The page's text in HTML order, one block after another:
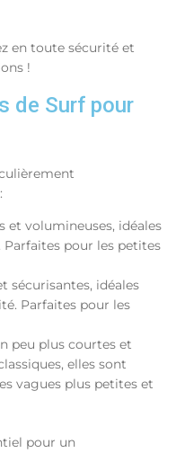
en toute sécurité et
!
de Surf pour
et volumineuses, idéales
pour les petites
sécurisantes, idéales
Parfaites pour les
peu plus courtes et
elles sont
vagues plus petites et
pour un